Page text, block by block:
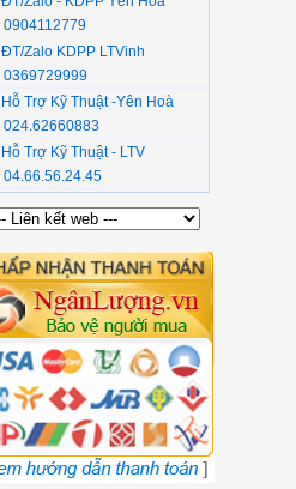
0904112779
ĐT/Zalo KDPP LTVinh
0369729999
Hỗ Trợ Kỹ Thuật -Yên Hoà
024.62660883
Hỗ Trợ Kỹ Thuật - LTV
04.66.56.24.45